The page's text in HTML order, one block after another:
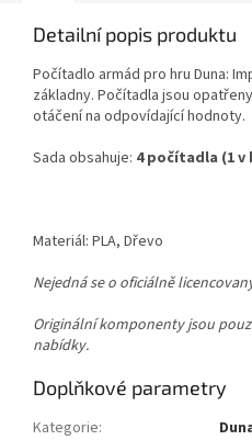
Detailní popis produktu
Počítadlo armád pro hru Duna:
základny. Počítadla jsou
otáčení na odpovídající hodnoty.
Sada obsahuje: 4 počítadla (1
Materiál: PLA, Dřevo
Nejedná se o oficiálně
Originální komponenty jsou
nabídky.
Doplňkové parametry
Kategorie: